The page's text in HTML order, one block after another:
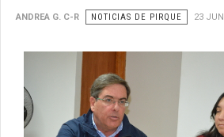
ANDREA G. C-R NOTICIAS DE PIRQUE 23